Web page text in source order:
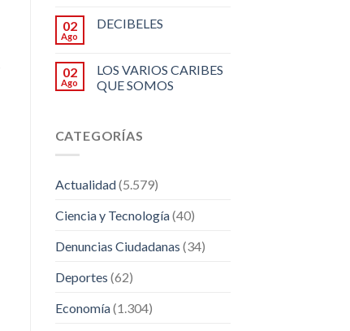
02
Ago
DECIBELES
02
Ago
LOS VARIOS CARIBES
QUE SOMOS
CATEGORÍAS
Actualidad(5.579)
Ciencia y Tecnología(40)
Denuncias Ciudadanas (34)
Deportes (62)
Economía(1.304)